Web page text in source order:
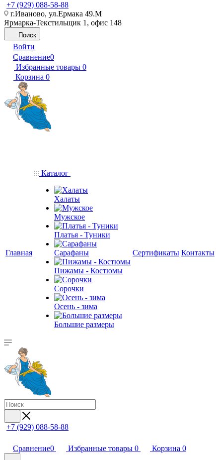
+7 (929) 088-58-88
г.Иваново, ул.Ермака 49.M
Ярмарка-Текстильщик 1, офис 148
Поиск
Войти
Сравнение0
Избранные товары 0
Корзина 0
Главная
Каталог
Халаты
Мужское
Платья - Туники
Сарафаны
Пижамы - Костюмы
Сорочки
Oсень - зима
Большие размеры
Сертификаты Контакты
+7 (929) 088-58-88
Сравнение0 Избранные товары 0 Корзина 0